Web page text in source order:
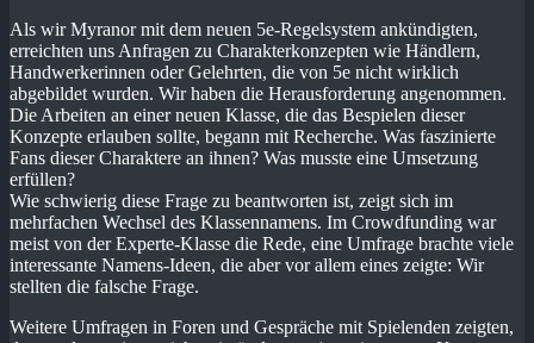
Als wir Myranor mit dem neuen 5e-Regelsystem ankündigten,
erreichten uns Anfragen zu Charakterkonzepten wie Händlern,
Handwerkerinnen oder Gelehrten, die von 5e nicht wirklich
abgebildet wurden. Wir haben die Herausforderung angenommen.
Die Arbeiten an einer neuen Klasse, die das Bespielen dieser
Konzepte erlauben sollte, begann mit Recherche. Was faszinierte
Fans dieser Charaktere an ihnen? Was musste eine Umsetzung
erfüllen?
Wie schwierig diese Frage zu beantworten ist, zeigt sich im
mehrfachen Wechsel des Klassennamens. Im Crowdfunding war
meist von der Experte-Klasse die Rede, eine Umfrage brachte viele
interessante Namens-Ideen, die aber vor allem eines zeigte: Wir
stellten die falsche Frage.
Weitere Umfragen in Foren und Gespräche mit Spielenden zeigten,